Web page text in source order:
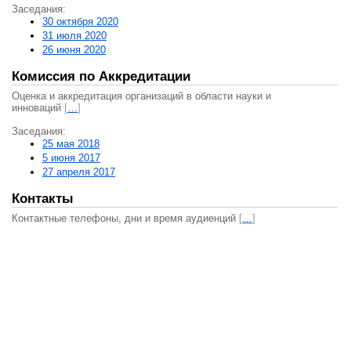
Заседания:
30 октября 2020
31 июля 2020
26 июня 2020
Комиссия по Аккредитации
Оценка и аккредитация организаций в области науки и
инноваций […]
Заседания:
25 мая 2018
5 июня 2017
27 апреля 2017
Контакты
Контактные телефоны, дни и время аудиенций […]